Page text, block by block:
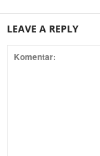
LEAVE A REPLY